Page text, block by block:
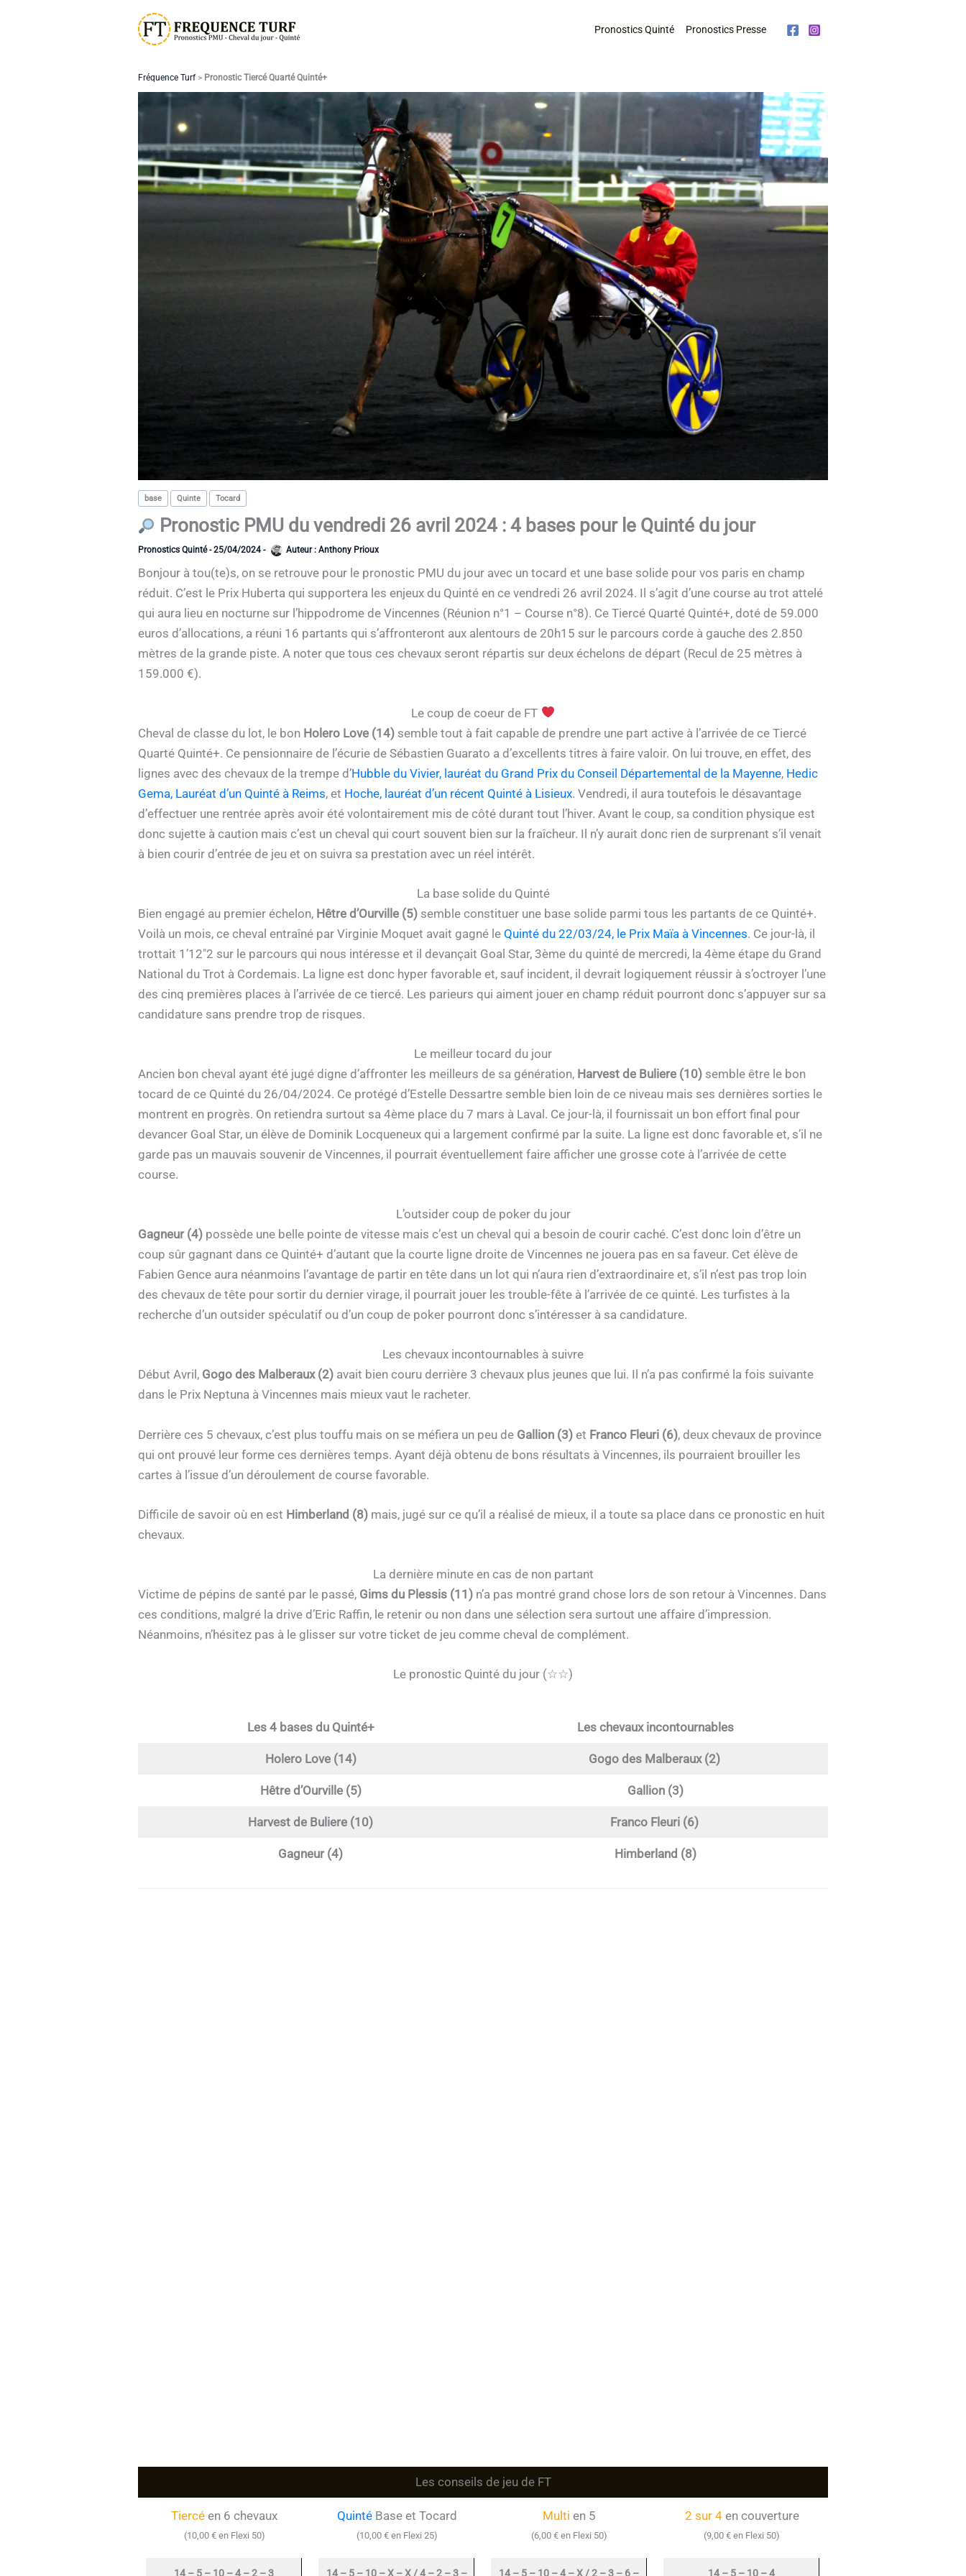
Pronostics Quinté Pronostics Presse
Fréquence Turf> Pronostic Tiercé Quarté Quinté+
base Quinte Tocard
Pronostic PMU du vendredi 26 avril 2024 : 4 bases pour le Quinté du jour
Pronostics Quinté-25/04/2024 - Auteur : Anthony Prioux
Bonjour à tou(te)s, on se retrouve pour le pronostic PMU du jour avec un tocard et une base solide pour vos paris en champ
réduit. C’est le Prix Huberta qui supportera les enjeux du Quinté en ce vendredi 26 avril 2024. Il s’agit d’une course au trot attelé
qui aura lieu en nocturne sur l’hippodrome de Vincennes (Réunion n°1 – Course n°8). Ce Tiercé Quarté Quinté+, doté de 59.000
euros d’allocations, a réuni 16 partants qui s’affronteront aux alentours de 20h15 sur le parcours corde à gauche des 2.850
mètres de la grande piste. A noter que tous ces chevaux seront répartis sur deux échelons de départ (Recul de 25 mètres à
159.000 €).
Le coup de coeur de FT
Cheval de classe du lot, le bon Holero Love (14) semble tout à fait capable de prendre une part active à l’arrivée de ce Tiercé
Quarté Quinté+. Ce pensionnaire de l’écurie de Sébastien Guarato a d’excellents titres à faire valoir. On lui trouve, en effet, des
lignes avec des chevaux de la trempe d’Hubble du Vivier, lauréat du Grand Prix du Conseil Départemental de la Mayenne, Hedic
Gema, Lauréat d’un Quinté à Reims, et Hoche, lauréat d’un récent Quinté à Lisieux. Vendredi, il aura toutefois le désavantage
d’effectuer une rentrée après avoir été volontairement mis de côté durant tout l’hiver. Avant le coup, sa condition physique est
donc sujette à caution mais c’est un cheval qui court souvent bien sur la fraîcheur. Il n’y aurait donc rien de surprenant s’il venait
à bien courir d’entrée de jeu et on suivra sa prestation avec un réel intérêt.
La base solide du Quinté
Bien engagé au premier échelon, Hêtre d’Ourville (5) semble constituer une base solide parmi tous les partants de ce Quinté+.
Voilà un mois, ce cheval entraîné par Virginie Moquet avait gagné le Quinté du 22/03/24, le Prix Maïa à Vincennes. Ce jour-là, il
trottait 1’12″2 sur le parcours qui nous intéresse et il devançait Goal Star, 3ème du quinté de mercredi, la 4ème étape du Grand
National du Trot à Cordemais. La ligne est donc hyper favorable et, sauf incident, il devrait logiquement réussir à s’octroyer l’une
des cinq premières places à l’arrivée de ce tiercé. Les parieurs qui aiment jouer en champ réduit pourront donc s’appuyer sur sa
candidature sans prendre trop de risques.
Le meilleur tocard du jour
Ancien bon cheval ayant été jugé digne d’affronter les meilleurs de sa génération, Harvest de Buliere (10) semble être le bon
tocard de ce Quinté du 26/04/2024. Ce protégé d’Estelle Dessartre semble bien loin de ce niveau mais ses dernières sorties le
montrent en progrès. On retiendra surtout sa 4ème place du 7 mars à Laval. Ce jour-là, il fournissait un bon effort final pour
devancer Goal Star, un élève de Dominik Locqueneux qui a largement confirmé par la suite. La ligne est donc favorable et, s’il ne
garde pas un mauvais souvenir de Vincennes, il pourrait éventuellement faire afficher une grosse cote à l’arrivée de cette
course.
L’outsider coup de poker du jour
Gagneur (4) possède une belle pointe de vitesse mais c’est un cheval qui a besoin de courir caché. C’est donc loin d’être un
coup sûr gagnant dans ce Quinté+ d’autant que la courte ligne droite de Vincennes ne jouera pas en sa faveur. Cet élève de
Fabien Gence aura néanmoins l’avantage de partir en tête dans un lot qui n’aura rien d’extraordinaire et, s’il n’est pas trop loin
des chevaux de tête pour sortir du dernier virage, il pourrait jouer les trouble-fête à l’arrivée de ce quinté. Les turfistes à la
recherche d’un outsider spéculatif ou d’un coup de poker pourront donc s’intéresser à sa candidature.
Les chevaux incontournables à suivre
Début Avril, Gogo des Malberaux (2) avait bien couru derrière 3 chevaux plus jeunes que lui. Il n’a pas confirmé la fois suivante
dans le Prix Neptuna à Vincennes mais mieux vaut le racheter.
Derrière ces 5 chevaux, c’est plus touffu mais on se méfiera un peu de Gallion (3) et Franco Fleuri (6), deux chevaux de province
qui ont prouvé leur forme ces dernières temps. Ayant déjà obtenu de bons résultats à Vincennes, ils pourraient brouiller les
cartes à l’issue d’un déroulement de course favorable.
Difficile de savoir où en est Himberland (8) mais, jugé sur ce qu’il a réalisé de mieux, il a toute sa place dans ce pronostic en huit
chevaux.
La dernière minute en cas de non partant
Victime de pépins de santé par le passé, Gims du Plessis (11) n’a pas montré grand chose lors de son retour à Vincennes. Dans
ces conditions, malgré la drive d’Eric Raffin, le retenir ou non dans une sélection sera surtout une affaire d’impression.
Néanmoins, n’hésitez pas à le glisser sur votre ticket de jeu comme cheval de complément.
Le pronostic Quinté du jour (☆☆)
Les 4 bases du Quinté+
Holero Love (14)
Hêtre d’Ourville (5)
Harvest de Buliere (10)
Gagneur (4)
Les chevaux incontournables
Gogo des Malberaux (2)
Gallion (3)
Franco Fleuri (6)
Himberland (8)
Les conseils de jeu de FT
Tiercé en 6 chevaux
(10,00 € en Flexi 50)
14 – 5 – 10 – 4 – 2 – 3
QuintéBase et Tocard
(10,00 € en Flexi 25)
14 – 5 – 10 – X – X / 4 – 2 – 3 –
Multi en 5
(6,00 € en Flexi 50)
14 – 5 – 10 – 4 – X / 2 – 3 – 6 –
2 sur 4en couverture
(9,00 € en Flexi 50)
14 – 5 – 10 – 4